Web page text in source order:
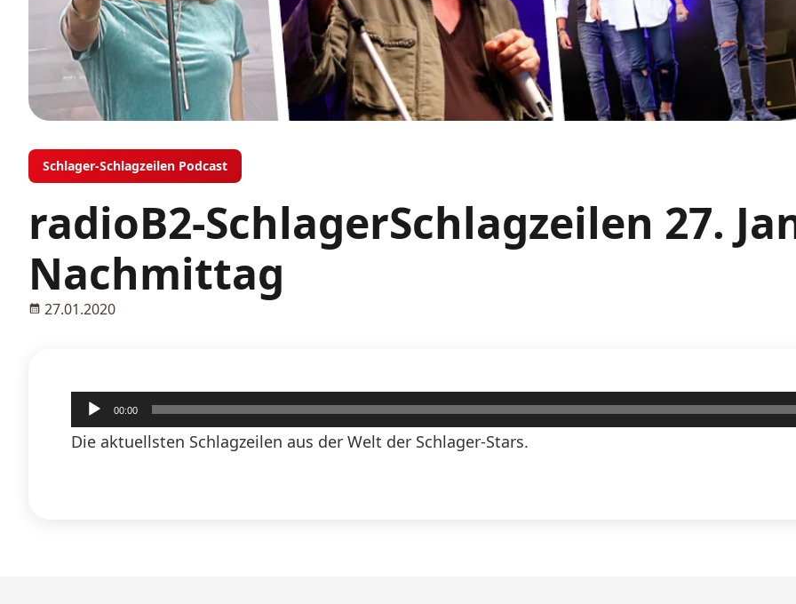
Schlager-Schlagzeilen Podcast
radioB2-SchlagerSchlagzeilen 27.
Nachmittag
27.01.2020
Audio-
Player
00:00
Die aktuellsten Schlagzeilen aus der Welt der Schlager-Stars.